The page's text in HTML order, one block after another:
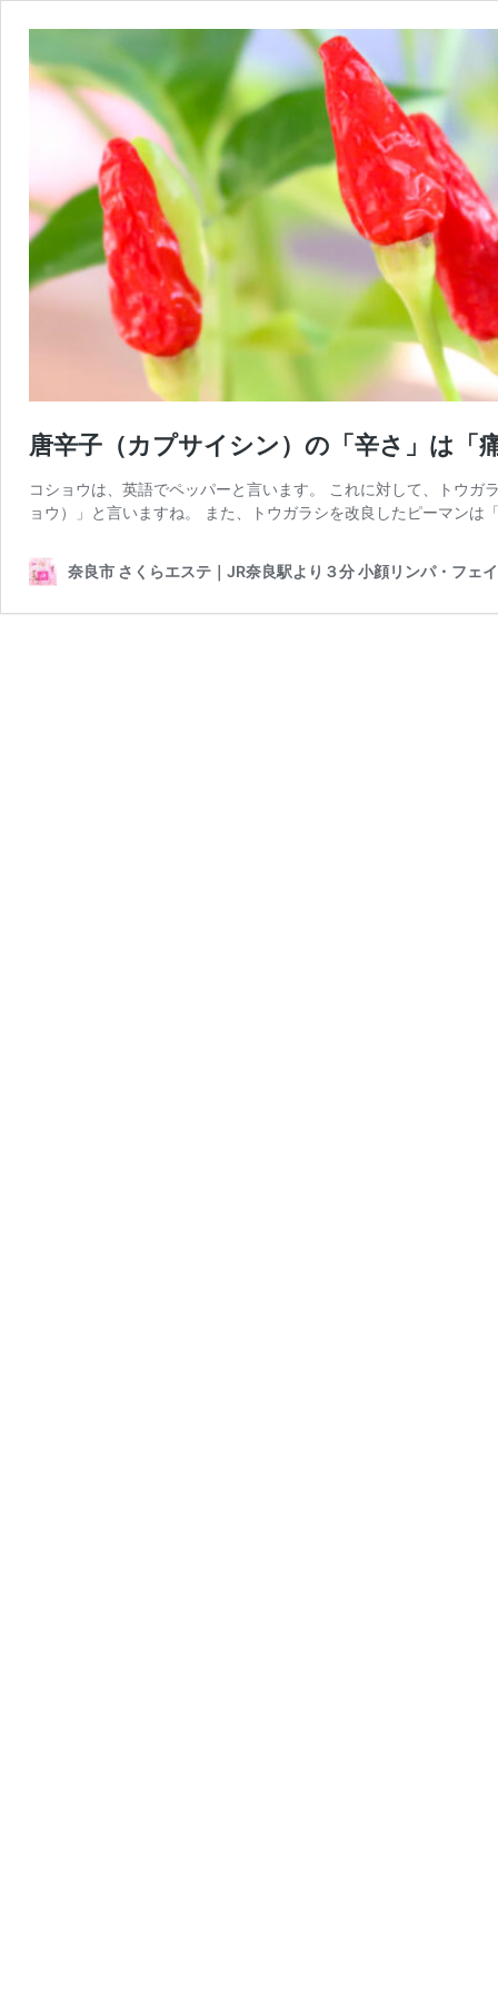
唐辛子（カプサイシン）の「辛さ」は「
コショウは、英語でペッパーと言います。 これに対して、トウ
ョウ）」と言いますね。 また、トウガラシを改良したピーマン
奈良市 さくらエステ｜JR奈良駅より３分 小顔リンパ・フェ